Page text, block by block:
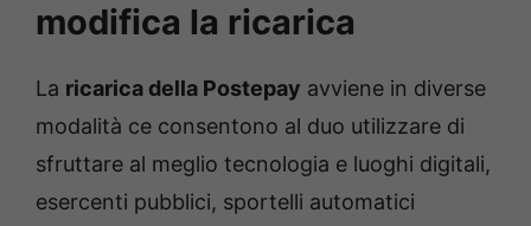
modifica la ricarica
La ricarica della Postepay avviene in diverse
modalità ce consentono al duo utilizzare di
sfruttare al meglio tecnologia e luoghi digitali,
esercenti pubblici, sportelli automatici